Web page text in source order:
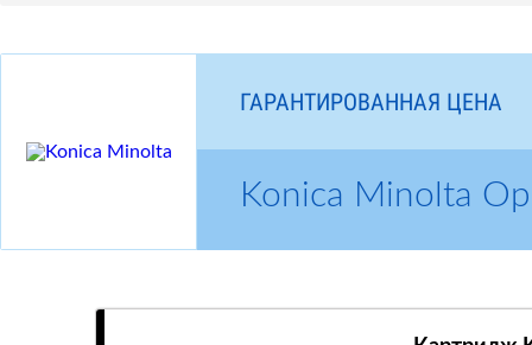
ГАРАНТИРОВАННАЯ ЦЕНА
Konica Minolta